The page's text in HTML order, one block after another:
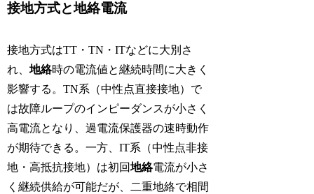
接地方式と地絡電流
接地方式はTT・TN・ITなどに大別さ
れ、地絡時の電流値と継続時間に大きく
影響する。TN系（中性点直接接地）で
は故障ループのインピーダンスが小さく
高電流となり、過電流保護器の速時動作
が期待できる。一方、IT系（中性点非接
地・高抵抗接地）は初回地絡電流が小さ
く継続供給が可能だが、二重地絡で相間